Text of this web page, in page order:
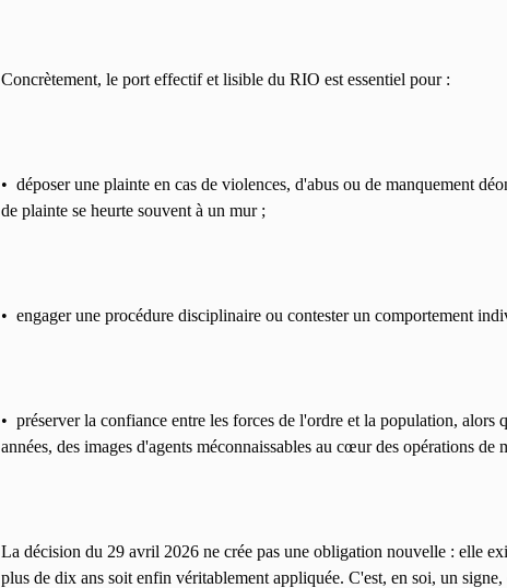
Concrètement, le port effectif et lisible du RIO est essentiel pour :
• déposer une plainte en cas de violences, d'abus ou de manquement
de plainte se heurte souvent à un mur ;
• engager une procédure disciplinaire ou contester un comportement
• préserver la confiance entre les forces de l'ordre et la population, alors
années, des images d'agents méconnaissables au cœur des opérations de
La décision du 29 avril 2026 ne crée pas une obligation nouvelle : elle
plus de dix ans soit enfin véritablement appliquée. C'est, en soi, un